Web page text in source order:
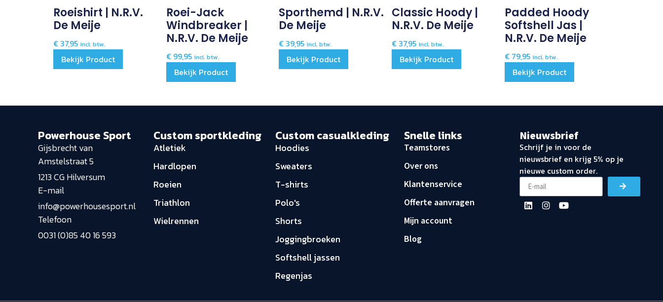
Roeishirt | N.R.V.
De Meije
€37,95 incl. btw.
Bekijk Product
Roei-Jack
Windbreaker |
N.R.V. De Meije
€99,95 incl. btw.
Bekijk Product
Sporthemd | N.R.V.
De Meije
€ 39,95 incl. btw.
Bekijk Product
Classic Hoody |
N.R.V. De Meije
€ 37,95 incl. btw.
Bekijk Product
Padded Hoody
Softshell Jas |
N.R.V. De Meije
€ 79,95 incl. btw.
Bekijk Product
Powerhouse Sport
Gijsbrecht van
Amstelstraat 5
1213 CG Hilversum
E-mail
info@powerhousesport.nl
Telefoon
0031 (0)85 40 16 593
Custom sportkleding
Atletiek
Hardlopen
Roeien
Triathlon
Wielrennen
Custom casualkleding
Hoodies
Sweaters
T-shirts
Polo's
Shorts
Joggingbroeken
Softshell jassen
Regenjas
Snelle links
Teamstores
Over ons
Klantenservice
Offerte aanvragen
Mijn account
Blog
Nieuwsbrief
Schrijf je in voor de
nieuwsbrief en krijg 5% op je
nieuwe custom order.